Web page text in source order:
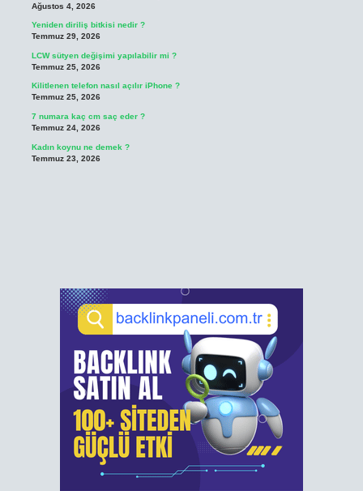
Ağustos 4, 2026
Yeniden diriliş bitkisi nedir ?
Temmuz 29, 2026
LCW sütyen değişimi yapılabilir mi ?
Temmuz 25, 2026
Kilitlenen telefon nasıl açılır iPhone ?
Temmuz 25, 2026
7 numara kaç cm saç eder ?
Temmuz 24, 2026
Kadın koynu ne demek ?
Temmuz 23, 2026